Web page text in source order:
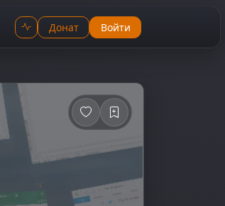
Донат Войти